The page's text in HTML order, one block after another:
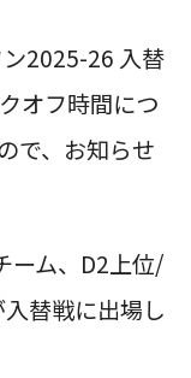
2025-26 入替
オフ時間につ
で、お知らせ
ーム、D2上位/
替戦に出場し